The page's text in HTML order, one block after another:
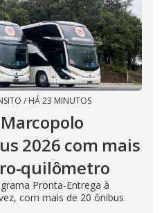
/ HÁ 23 MINUTOS
2026 com mais
quilômetro
Pronta-Entrega à
com mais de 20 ônibus